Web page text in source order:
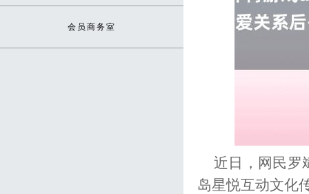
会员商务室
近日，网民罗
岛星悦互动文化